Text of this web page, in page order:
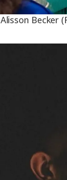
Alisson Becker